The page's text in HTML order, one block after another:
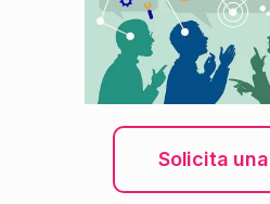
Solicita